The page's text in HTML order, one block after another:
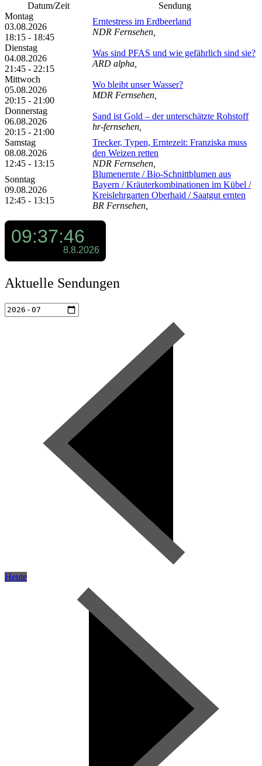
Datum/Zeit
Sendung
Montag
03.08.2026
18:15 - 18:45
Erntestress im Erdbeerland
NDR Fernsehen,
Dienstag
04.08.2026
21:45 - 22:15
Was sind PFAS und wie gefährlich sind sie?
ARD alpha,
Mittwoch
05.08.2026
20:15 - 21:00
Wo bleibt unser Wasser?
MDR Fernsehen,
Donnerstag
06.08.2026
20:15 - 21:00
Sand ist Gold – der unterschätzte Rohstoff
hr-fernsehen,
Samstag
08.08.2026
12:45 - 13:15
Trecker, Typen, Erntezeit: Franziska muss
den Weizen retten
NDR Fernsehen,
Sonntag
09.08.2026
12:45 - 13:15
Blumenernte /​ Bio-Schnittblumen aus
Bayern /​ Kräuterkombinationen im Kübel /​
Kreislehrgarten Oberhaid /​ Saatgut ernten
BR Fernsehen,
Aktuelle Sendungen
Heute